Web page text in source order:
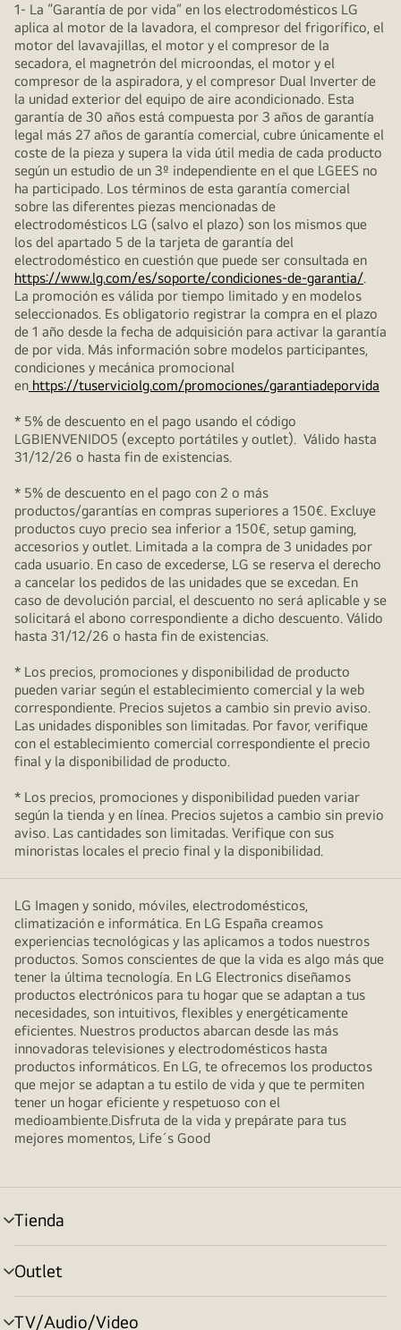
1- La “Garantía de por vida” en los electrodomésticos LG
aplica al motor de la lavadora, el compresor del frigorífico, el
motor del lavavajillas, el motor y el compresor de la
secadora, el magnetrón del microondas, el motor y el
compresor de la aspiradora, y el compresor Dual Inverter de
la unidad exterior del equipo de aire acondicionado. Esta
garantía de 30 años está compuesta por 3 años de garantía
legal más 27 años de garantía comercial, cubre únicamente el
coste de la pieza y supera la vida útil media de cada producto
según un estudio de un 3º independiente en el que LGEES no
ha participado. Los términos de esta garantía comercial
sobre las diferentes piezas mencionadas de
electrodomésticos LG (salvo el plazo) son los mismos que
los del apartado 5 de la tarjeta de garantía del
electrodoméstico en cuestión que puede ser consultada en
https://www.lg.com/es/soporte/condiciones-de-garantia/.
La promoción es válida por tiempo limitado y en modelos
seleccionados. Es obligatorio registrar la compra en el plazo
de 1 año desde la fecha de adquisición para activar la garantía
de por vida. Más información sobre modelos participantes,
condiciones y mecánica promocional
en https://tuserviciolg.com/promociones/garantiadeporvida
* 5% de descuento en el pago usando el código
LGBIENVENIDO5 (excepto portátiles y outlet). Válido hasta
31/12/26 o hasta fin de existencias.
* 5% de descuento en el pago con 2 o más
productos/garantías en compras superiores a 150€. Excluye
productos cuyo precio sea inferior a 150€, setup gaming,
accesorios y outlet. Limitada a la compra de 3 unidades por
cada usuario. En caso de excederse, LG se reserva el derecho
a cancelar los pedidos de las unidades que se excedan. En
caso de devolución parcial, el descuento no será aplicable y se
solicitará el abono correspondiente a dicho descuento. Válido
hasta 31/12/26 o hasta fin de existencias.
* Los precios, promociones y disponibilidad de producto
pueden variar según el establecimiento comercial y la web
correspondiente. Precios sujetos a cambio sin previo aviso.
Las unidades disponibles son limitadas. Por favor, verifique
con el establecimiento comercial correspondiente el precio
final y la disponibilidad de producto.
* Los precios, promociones y disponibilidad pueden variar
según la tienda y en línea. Precios sujetos a cambio sin previo
aviso. Las cantidades son limitadas. Verifique con sus
minoristas locales el precio final y la disponibilidad.
LG Imagen y sonido, móviles, electrodomésticos,
climatización e informática. En LG España creamos
experiencias tecnológicas y las aplicamos a todos nuestros
productos. Somos conscientes de que la vida es algo más que
tener la última tecnología. En LG Electronics diseñamos
productos electrónicos para tu hogar que se adaptan a tus
necesidades, son intuitivos, flexibles y energéticamente
eficientes. Nuestros productos abarcan desde las más
innovadoras televisiones y electrodomésticos hasta
productos informáticos. En LG, te ofrecemos los productos
que mejor se adaptan a tu estilo de vida y que te permiten
tener un hogar eficiente y respetuoso con el
medioambiente.Disfruta de la vida y prepárate para tus
mejores momentos, Life´s Good
Tienda
Alternar
menú
Outlet
Alternar
menú
TV/Audio/Video